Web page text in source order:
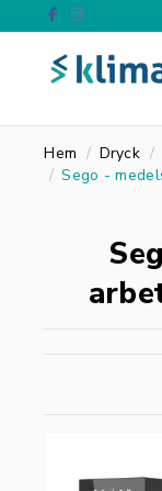
Hem Dryck
Sego -